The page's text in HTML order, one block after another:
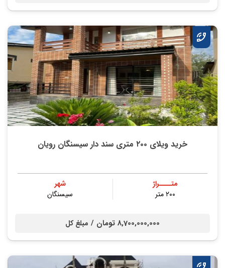
خرید ویلای ۲۰۰ متری سند دار سیسنگان رویان
متــــراژ
۲۰۰ متر
شهر
سیسنگان
8,700,000,000 تومان / مبلغ کل